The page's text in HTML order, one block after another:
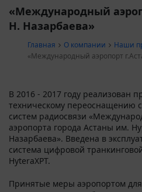
«Международный
Н. Назарбаева»
Главная О компании
Наши
«Международный аэропорт
В 2016 - 2017 году реализован
техническому переоснащению
систем радиосвязи
аэропорта города Астаны им.
Назарбаева». Введена в
система цифровой
HyteraXPT.
Принятые меры аэропортом для